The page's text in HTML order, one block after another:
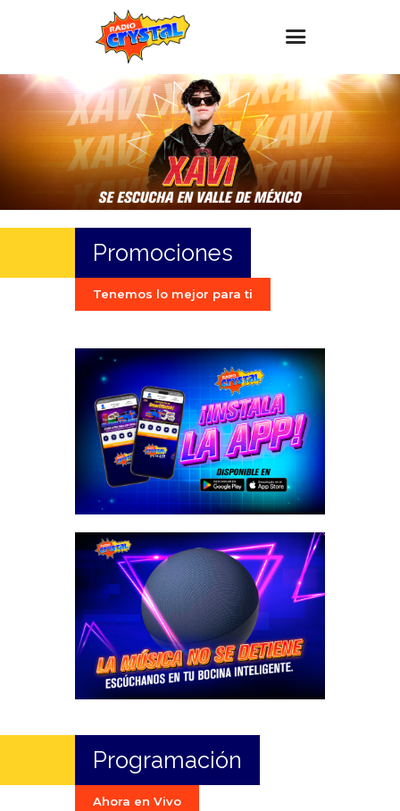
Inicio – Radio Crystal
Estaciones
Eventos
Promociones
Para ti
Contacto
Promociones
Tenemos lo mejor para ti
Programación
Ahora en Vivo